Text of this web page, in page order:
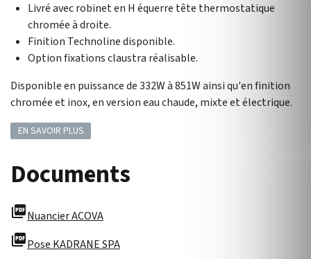
Livré avec robinet en H équerre tête thermostatique
chromée à droite.
Finition Technoline disponible.
Option fixations claustra réalisable.
Disponible en puissance de 332W à 851W ainsi qu'en finition
chromée et inox, en version eau chaude, mixte et électrique.
EN SAVOIR PLUS
Documents
picture_as_pdfNuancier ACOVA
picture_as_pdfPose KADRANE SPA